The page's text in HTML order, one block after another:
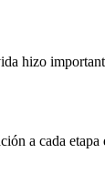
hizo
a cada etapa